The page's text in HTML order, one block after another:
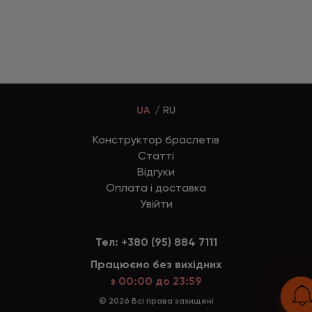
UA RU
Конструктор браслетів
Статті
Відгуки
Оплата і доставка
Увійти
Тел: +380 (95) 884 7111
Працюємо без вихідних
з 00:00 до 23:59
© 2026 Всі права захищені